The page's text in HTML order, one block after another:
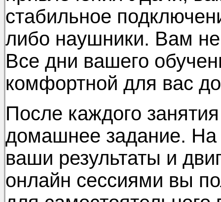
стабильное
либо наушники. Вам не
Все дни вашего
комфортной для вас
После каждого
домашнее задание.
ваши результаты и
онлайн сессиями вы